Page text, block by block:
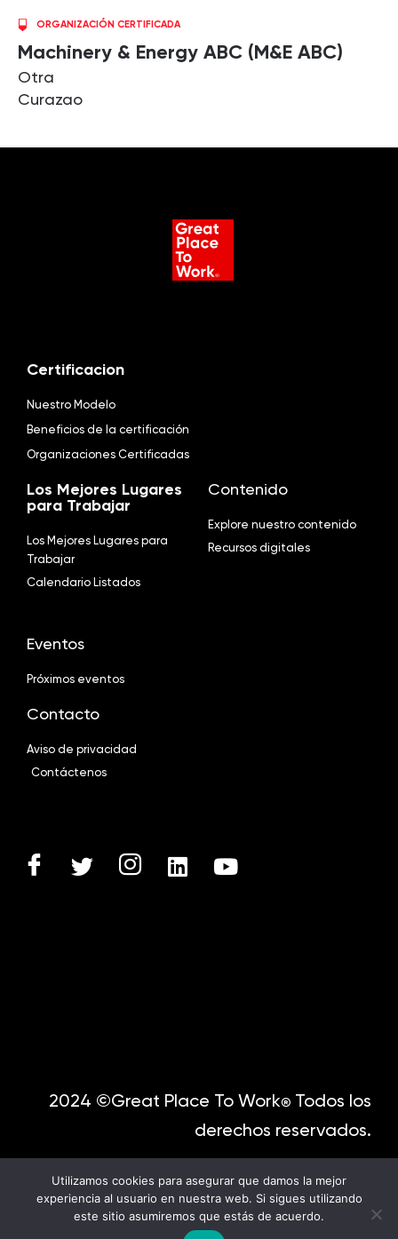
ORGANIZACIÓN CERTIFICADA
Machinery & Energy ABC (M&E ABC)
Otra
Curazao
Certificacion
Nuestro Modelo
Beneficios de la certificación
Organizaciones Certificadas
Los Mejores Lugares
para Trabajar
Los Mejores Lugares para
Trabajar
Calendario Listados
Contenido
Explore nuestro contenido
Recursos digitales
Eventos
Próximos eventos
Contacto
Aviso de privacidad
Contáctenos
2024 ©Great Place To Work® Todos los
derechos reservados.
English
Utilizamos cookies para asegurar que damos la mejor
experiencia al usuario en nuestra web. Si sigues utilizando
este sitio asumiremos que estás de acuerdo.